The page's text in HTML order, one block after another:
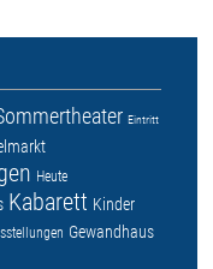
Eintritt
Heute
Kabarett Kinder
Gewandhaus